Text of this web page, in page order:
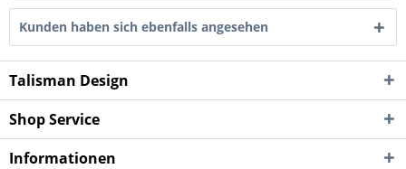
Kunden haben sich ebenfalls angesehen
Talisman Design
Shop Service
Informationen